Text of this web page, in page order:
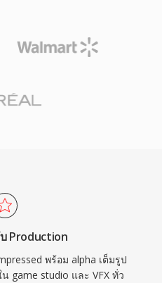
Production
พร้อม alpha เต็มรูป
game studio และ VFX ทั่ว